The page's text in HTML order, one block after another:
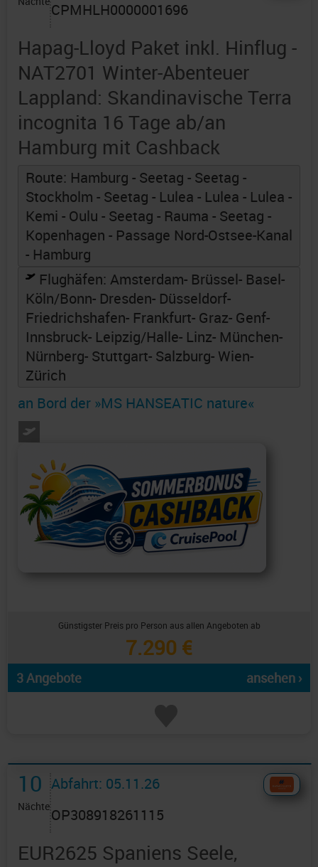
CPMHLH0000001696
Hapag-Lloyd Paket inkl. Hinflug -
NAT2701 Winter-Abenteuer
Lappland: Skandinavische Terra
incognita 16 Tage ab/an
Hamburg mit Cashback
Route: Hamburg - Seetag - Seetag -
Stockholm - Seetag - Lulea - Lulea - Lulea -
Kemi - Oulu - Seetag - Rauma - Seetag -
Kopenhagen - Passage Nord-Ostsee-Kanal
- Hamburg
Flughäfen: Amsterdam- Brüssel- Basel-
Köln/Bonn- Dresden- Düsseldorf-
Friedrichshafen- Frankfurt- Graz- Genf-
Innsbruck- Leipzig/Halle- Linz- München-
Nürnberg- Stuttgart- Salzburg- Wien-
Zürich
an Bord der »MS HANSEATIC nature«
Günstigster Preis pro Person aus allen Angeboten ab
7.290 €
3 Angebote ansehen ›
10
Nächte
Abfahrt: 05.11.26
OP308918261115
EUR2625 Spaniens Seele,